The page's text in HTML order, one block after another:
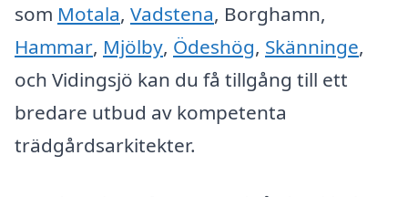
som Motala, Vadstena, Borghamn,
Hammar, Mjölby, Ödeshög, Skänninge,
och Vidingsjö kan du få tillgång till ett
bredare utbud av kompetenta
trädgårdsarkitekter.